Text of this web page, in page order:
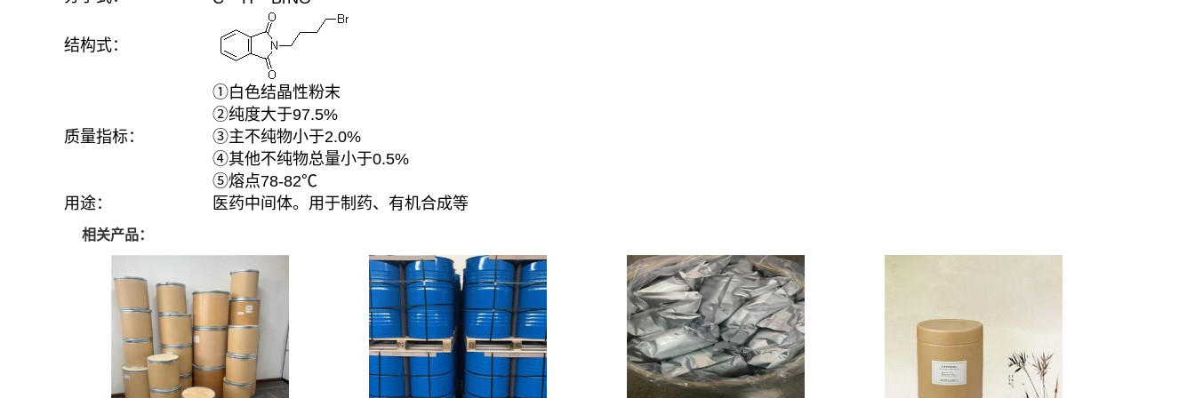
结构式：
质量指标：
①白色结晶性粉末
②纯度大于97.5%
③主不纯物小于2.0%
④其他不纯物总量小于0.5%
⑤熔点78-82℃
用途：
医药中间体。用于制药、有机合成等
相关产品：